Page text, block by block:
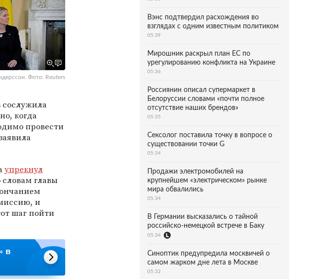
Фото: Reuters
сослужила
когда
провести
упрекнул
главы
и
шаг пойти
в
Вэнс подтвердил расхождения во
взглядах с одним известным политиком
05:39
Мирошник раскрыл план ЕС по
урегулированию конфликта на Украине
05:36
Россиянин описал супермаркет в
Белоруссии словами «почти полное
отсутствие наших брендов»
05:35
Сексолог поставила точку в вопросе о
существовании точки G
05:34
Продажи электромобилей на
крупнейшем «электрическом» рынке
мира обвалились
05:34
В Германии высказались о тайной
российско-немецкой встрече в Баку
05:34
Синоптик предупредила москвичей о
самом жарком дне лета в Москве
05:32